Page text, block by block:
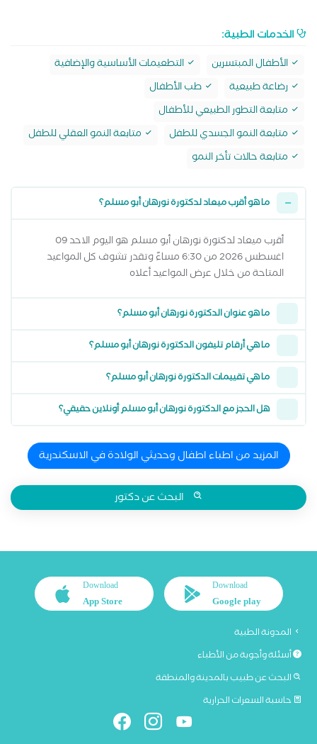
الخدمات الطبية:
الأطفال المبتسرين
التطعيمات الأساسية والإضافية
رضاعة طبيعية
طب الأطفال
متابعة التطور الطبيعي للأطفال
متابعة النمو الجسدي للطفل
متابعة النمو العقلي للطفل
متابعة حالات تأخر النمو
ما هو أقرب ميعاد لدكتورة نورهان أبو مسلم؟
أقرب ميعاد لدكتورة نورهان أبو مسلم هو اليوم الاحد 09
اغسطس 2026 من 6:30 مساءً وتقدر تشوف كل المواعيد
المتاحة من خلال عرض المواعيد أعلاه
ما هو عنوان الدكتورة نورهان أبو مسلم؟
ما هي أرقام تليفون الدكتورة نورهان أبو مسلم؟
ما هي تقييمات الدكتورة نورهان أبو مسلم؟
هل الحجز مع الدكتورة نورهان أبو مسلم أونلاين حقيقي؟
المزيد من اطباء اطفال وحديثي الولادة في الاسكندرية
البحث عن دكتور
Download
Google play
Download
App Store
المدونة الطبية
أسئلة وأجوبة من الأطباء
البحث عن طبيب بالمدينة والمنطقة
حاسبة السعرات الحرارية